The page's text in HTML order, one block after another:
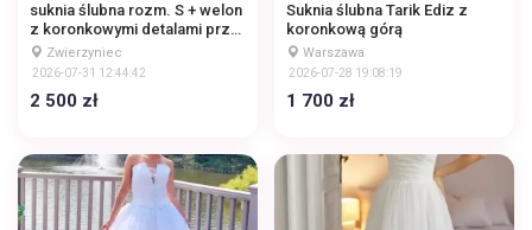
suknia ślubna rozm. S + welon
z koronkowymi detalami przy
dekolcie oraz plisowanym
dołem
Zwierzyniec
2026-07-31 12:44:42
2 500 zł
Suknia ślubna Tarik Ediz z
koronkową górą
Warszawa
2026-07-28 19:08:19
1 700 zł